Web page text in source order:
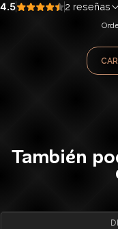
4.5 2 reseñas
También